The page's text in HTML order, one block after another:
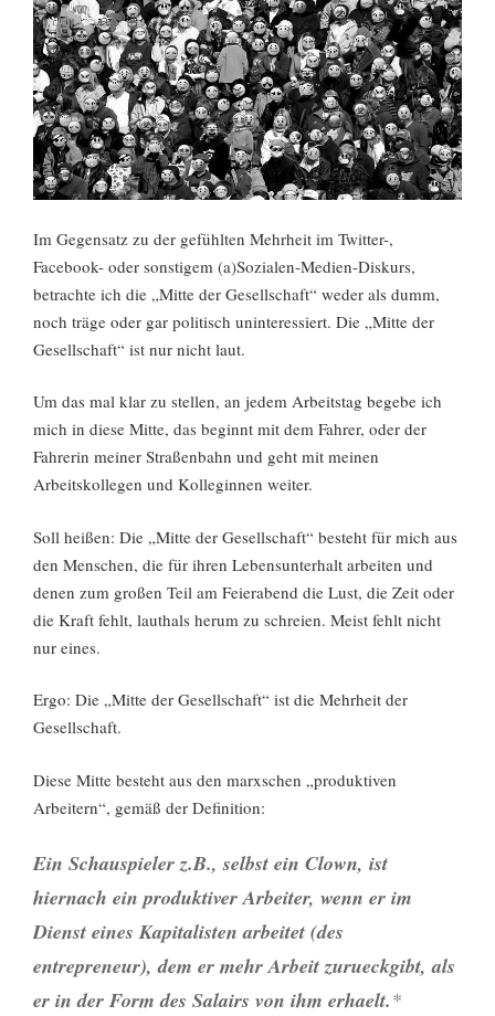
Im Gegensatz zu der gefühlten Mehrheit im Twitter-,
Facebook- oder sonstigem (a)Sozialen-Medien-Diskurs,
betrachte ich die „Mitte der Gesellschaft“ weder als dumm,
noch träge oder gar politisch uninteressiert. Die „Mitte der
Gesellschaft“ ist nur nicht laut.
Um das mal klar zu stellen, an jedem Arbeitstag begebe ich
mich in diese Mitte, das beginnt mit dem Fahrer, oder der
Fahrerin meiner Straßenbahn und geht mit meinen
Arbeitskollegen und Kolleginnen weiter.
Soll heißen: Die „Mitte der Gesellschaft“ besteht für mich aus
den Menschen, die für ihren Lebensunterhalt arbeiten und
denen zum großen Teil am Feierabend die Lust, die Zeit oder
die Kraft fehlt, lauthals herum zu schreien. Meist fehlt nicht
nur eines.
Ergo: Die „Mitte der Gesellschaft“ ist die Mehrheit der
Gesellschaft.
Diese Mitte besteht aus den marxschen „produktiven
Arbeitern“, gemäß der Definition:
Ein Schauspieler z.B., selbst ein Clown, ist
hiernach ein produktiver Arbeiter, wenn er im
Dienst eines Kapitalisten arbeitet (des
entrepreneur), dem er mehr Arbeit zurueckgibt, als
er in der Form des Salairs von ihm erhaelt.*